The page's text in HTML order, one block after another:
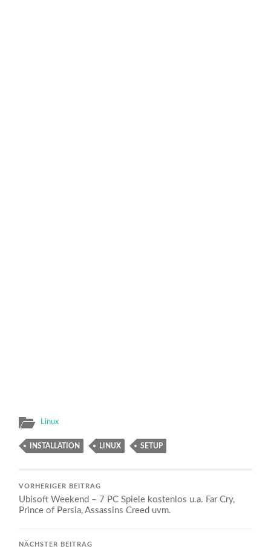
Linux
INSTALLATION LINUX SETUP
VORHERIGER BEITRAG
Ubisoft Weekend – 7 PC Spiele kostenlos u.a. Far Cry,
Prince of Persia, Assassins Creed uvm.
NÄCHSTER BEITRAG